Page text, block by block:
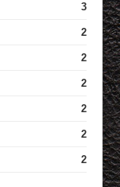
3
2
2
2
2
2
2